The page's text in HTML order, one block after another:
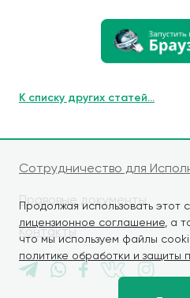
Продолжая использовать этот
лицензионное соглашение , а
что мы используем файлы
политике обработки и защиты
К списку других статей...
Сотрудничество для
Правовые документы
Контакты